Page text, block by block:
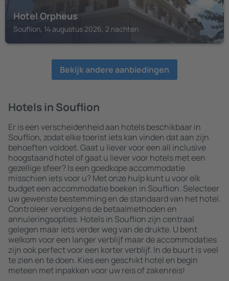
Hotel Orpheus
Souflion, 14 augustus 2026, 2 nachten
Bekijk andere aanbiedingen
Hotels in Souflion
Er is een verscheidenheid aan hotels beschikbaar in
Souflion, zodat elke toerist iets kan vinden dat aan zijn
behoeften voldoet. Gaat u liever voor een all inclusive
hoogstaand hotel of gaat u liever voor hotels met een
gezellige sfeer? Is een goedkope accommodatie
misschien iets voor u? Met onze hulp kunt u voor elk
budget een accommodatie boeken in Souflion. Selecteer
uw gewenste bestemming en de standaard van het hotel.
Controleer vervolgens de betaalmethoden en
annuleringsopties. Hotels in Souflion zijn centraal
gelegen maar iets verder weg van de drukte. U bent
welkom voor een langer verblijf maar de accommodaties
zijn ook perfect voor een korter verblijf. In de buurt is veel
te zien en te doen. Kies een geschikt hotel en begin
meteen met inpakken voor uw reis of zakenreis!